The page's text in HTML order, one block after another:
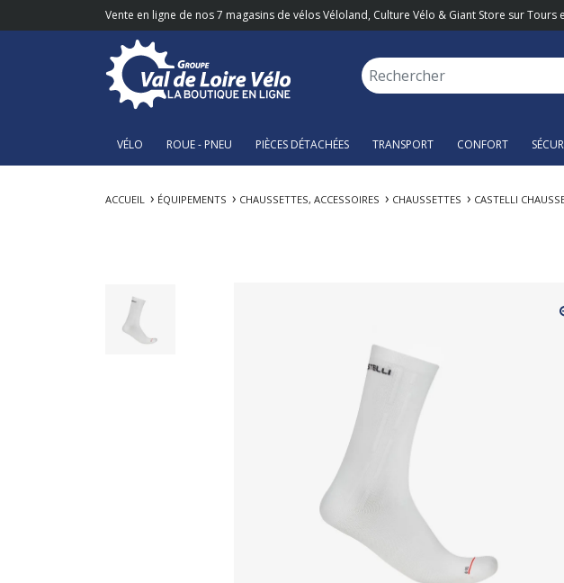
Vente en ligne de nos 7 magasins de vélos Véloland, Culture Vélo & Giant Store sur Tours
VÉLO ROUE - PNEU PIÈCES DÉTACHÉES TRANSPORT CONFORT
ACCUEIL ÉQUIPEMENTS CHAUSSETTES, ACCESSOIRES CHAUSSETTES CASTELLI